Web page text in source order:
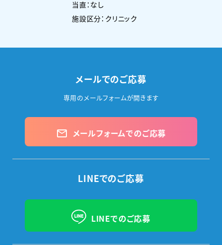
当直：なし
施設区分：クリニック
メールでのご応募
専用のメールフォームが開きます
mail_outline メールフォームでのご応募
LINEでのご応募
LINEでのご応募